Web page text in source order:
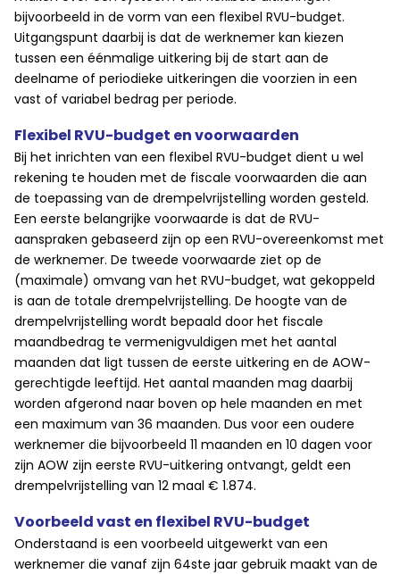
bijvoorbeeld in de vorm van een flexibel RVU-budget.
Uitgangspunt daarbij is dat de werknemer kan kiezen
tussen een éénmalige uitkering bij de start aan de
deelname of periodieke uitkeringen die voorzien in een
vast of variabel bedrag per periode.
Flexibel RVU-budget en voorwaarden
Bij het inrichten van een flexibel RVU-budget dient u wel
rekening te houden met de fiscale voorwaarden die aan
de toepassing van de drempelvrijstelling worden gesteld.
Een eerste belangrijke voorwaarde is dat de RVU-
aanspraken gebaseerd zijn op een RVU-overeenkomst met
de werknemer. De tweede voorwaarde ziet op de
(maximale) omvang van het RVU-budget, wat gekoppeld
is aan de totale drempelvrijstelling. De hoogte van de
drempelvrijstelling wordt bepaald door het fiscale
maandbedrag te vermenigvuldigen met het aantal
maanden dat ligt tussen de eerste uitkering en de AOW-
gerechtigde leeftijd. Het aantal maanden mag daarbij
worden afgerond naar boven op hele maanden en met
een maximum van 36 maanden. Dus voor een oudere
werknemer die bijvoorbeeld 11 maanden en 10 dagen voor
zijn AOW zijn eerste RVU-uitkering ontvangt, geldt een
drempelvrijstelling van 12 maal € 1.874.
Voorbeeld vast en flexibel RVU-budget
Onderstaand is een voorbeeld uitgewerkt van een
werknemer die vanaf zijn 64ste jaar gebruik maakt van de